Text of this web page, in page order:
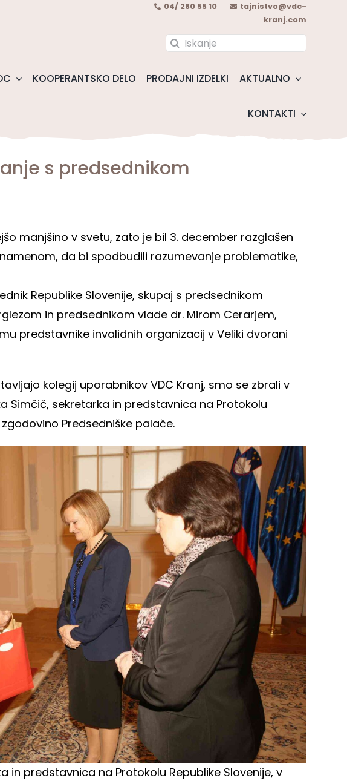
04/ 280 55 10
tajnistvo@vdc-
kranj.com
Search
KOOPERANTSKO DELO PRODAJNI IZDELKI AKTUALNO
KONTAKTI
s predsednikom
manjšino v svetu, zato je bil 3. december razglašen
da bi spodbudili razumevanje problematike,
Republike Slovenije, skupaj s predsednikom
in predsednikom vlade dr. Mirom Cerarjem,
predstavnike invalidnih organizacij v Veliki dvorani
kolegij uporabnikov VDC Kranj, smo se zbrali v
Simčič, sekretarka in predstavnica na Protokolu
Predsedniške palače.
in predstavnica na Protokolu Republike Slovenije, v